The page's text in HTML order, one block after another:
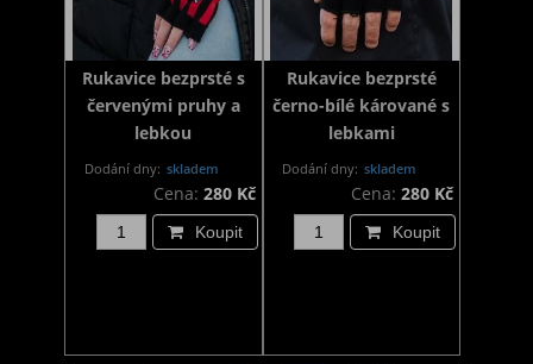
Rukavice bezprsté s
červenými pruhy a
lebkou
Dodání dny: skladem
Cena: 280 Kč
Koupit
Rukavice bezprsté
černo-bílé kárované s
lebkami
Dodání dny: skladem
Cena:280 Kč
Koupit